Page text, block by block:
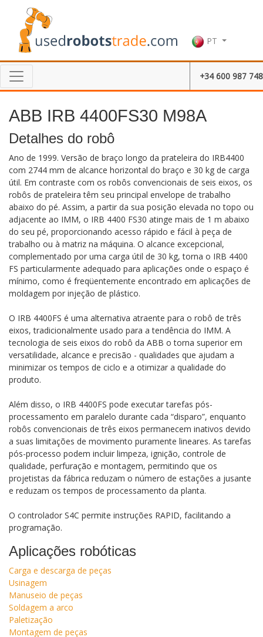
PT
+34 600 987 748
ABB IRB 4400FS30 M98A
Detalhes do robô
Ano de 1999. Versão de braço longo da prateleira do IRB4400
com 2744 mm de alcance horizontal do braço e 30 kg de carga
útil. Em contraste com os robôs convencionais de seis eixos, os
robôs de prateleira têm seu principal envelope de trabalho
abaixo do pé. Assim, a partir da sua posição elevada no topo ou
adjacente ao IMM, o IRB 4400 FS30 atinge mais de 1 m abaixo
do seu pé, proporcionando acesso rápido e fácil à peça de
trabalho ou à matriz na máquina. O alcance excepcional,
complementado por uma carga útil de 30 kg, torna o IRB 4400
FS particularmente adequado para aplicações onde o espaço é
mínimo, como é freqüentemente encontrado em aplicações de
moldagem por injeção de plástico.
O IRB 4400FS é uma alternativa atraente para o robô de três
eixos, tradicionalmente usado para a tendência do IMM. A
tecnologia de seis eixos do robô da ABB o torna superior em
versatilidade, alcance e precisão - qualidades que ajudam a
minimizar os tempos de ciclo e a otimizar a qualidade do
produto.
Além disso, o IRB 4400FS pode executar tarefas pós-
processamento em paralelo durante cada “disparo”, enquanto
robôs convencionais de três eixos permanecem inativos devido
a suas limitações de movimento puramente lineares. As tarefas
pós-processo podem incluir limpeza, ignição, controle de
qualidade, perfuração e montagem, permitindo que os
projetistas da fábrica reduzam o número de estações a jusante
e reduzam os tempos de processamento da planta.
O controlador S4C permite instruções RAPID, facilitando a
programação.
Aplicações robóticas
Carga e descarga de peças
Usinagem
Manuseio de peças
Soldagem a arco
Paletização
Montagem de peças